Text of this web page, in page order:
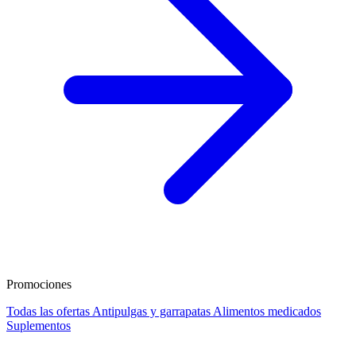
Promociones
Todas las ofertas Antipulgas y garrapatas Alimentos medicados
Suplementos